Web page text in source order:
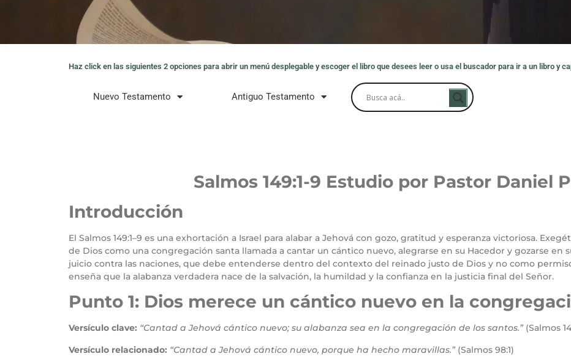
Haz click en las siguientes 2 opciones para abrir un menú desplegable y escoger el libro que desees leer o usa el buscador para ir a un libro y
Nuevo Testamento Antiguo Testamento
Salmos 149:1-9 Estudio por Pastor Daniel
Introducción
El Salmos 149:1–9 es una exhortación a Israel para alabar a Jehová con gozo, gratitud y esperanza victoriosa.
de Dios como una congregación santa llamada a cantar un cántico nuevo, alegrarse en su Hacedor y gozarse en
juicio contra las naciones, que debe entenderse dentro del contexto del reinado justo de Dios y no como
enseña que la alabanza verdadera nace de la salvación, la humildad y la confianza en la justicia final del Señor.
Punto 1: Dios merece un cántico nuevo en la
Versículo clave: “Cantad a Jehová cántico nuevo; su alabanza sea en la congregación de los santos.”(Salmos
Versículo relacionado: “Cantad a Jehová cántico nuevo, porque ha hecho maravillas.” (Salmos 98:1)